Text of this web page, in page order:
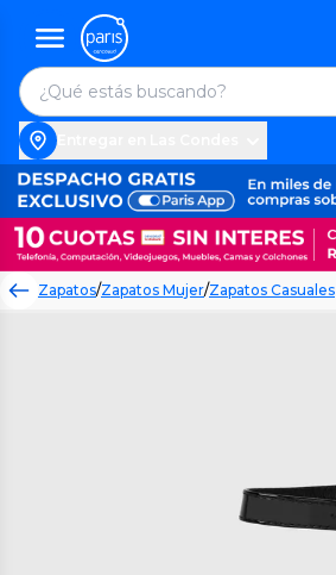
Zapatos/Zapatos Mujer/Zapatos Casuales